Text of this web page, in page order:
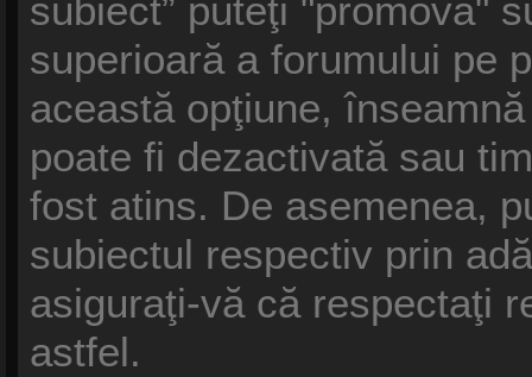
subiect” puteţi "promova"
superioară a forumului pe
această opţiune,
poate fi dezactivată sau
fost atins. De asemenea,
subiectul respectiv prin
asiguraţi-vă că respectaţi
astfel.